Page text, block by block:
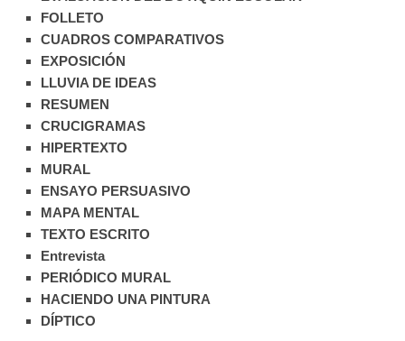
FOLLETO
CUADROS COMPARATIVOS
EXPOSICIÓN
LLUVIA DE IDEAS
RESUMEN
CRUCIGRAMAS
HIPERTEXTO
MURAL
ENSAYO PERSUASIVO
MAPA MENTAL
TEXTO ESCRITO
Entrevista
PERIÓDICO MURAL
HACIENDO UNA PINTURA
DÍPTICO